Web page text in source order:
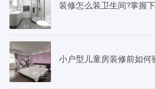
装修怎么装卫生间?掌握